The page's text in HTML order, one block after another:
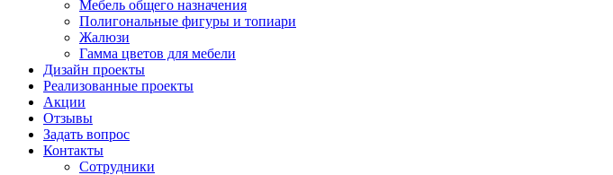
Мебель общего назначения
Полигональные фигуры и топиари
Жалюзи
Гамма цветов для мебели
Дизайн проекты
Реализованные проекты
Акции
Отзывы
Задать вопрос
Контакты
Сотрудники